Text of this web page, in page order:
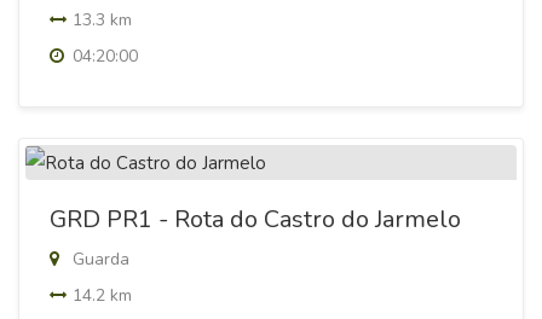
13.3 km
04:20:00
GRD PR1 - Rota do Castro do Jarmelo
Guarda
14.2 km